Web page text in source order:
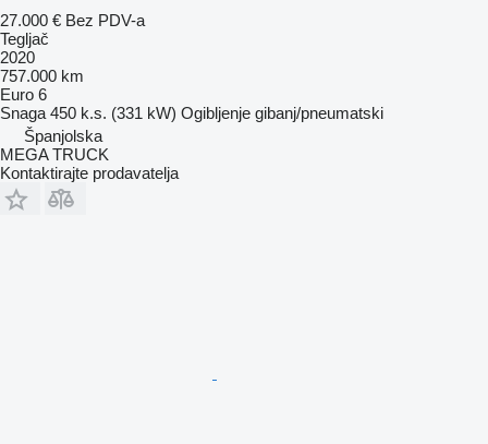
27.000 € Bez PDV-a
Tegljač
2020
757.000 km
Euro 6
Snaga 450 k.s. (331 kW) Ogibljenje gibanj/pneumatski
Španjolska
MEGA TRUCK
Kontaktirajte prodavatelja